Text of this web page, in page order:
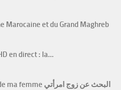
Marocaine et du Grand Maghreb
en direct : la…
A la recherche du mari de ma femme البحث عن زوج امرأتي